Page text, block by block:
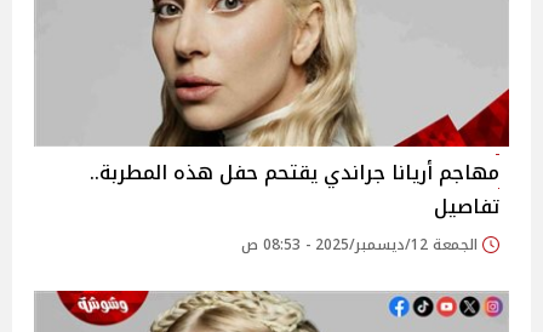
مهاجم أريانا جراندي يقتحم حفل هذه المطربة..
تفاصيل
الجمعة 12/ديسمبر/2025 - 08:53 ص